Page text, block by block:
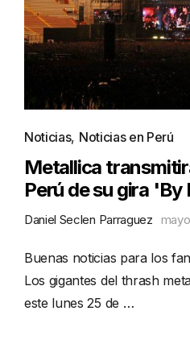
Noticias, Noticias en Perú
Metallica
Perú de su gira
Daniel Seclen Parraguez
Buenas noticias para los
Los gigantes del thrash
este lunes 25 de …